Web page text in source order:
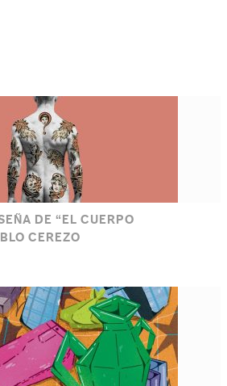
DE “EL CUERPO
CEREZO